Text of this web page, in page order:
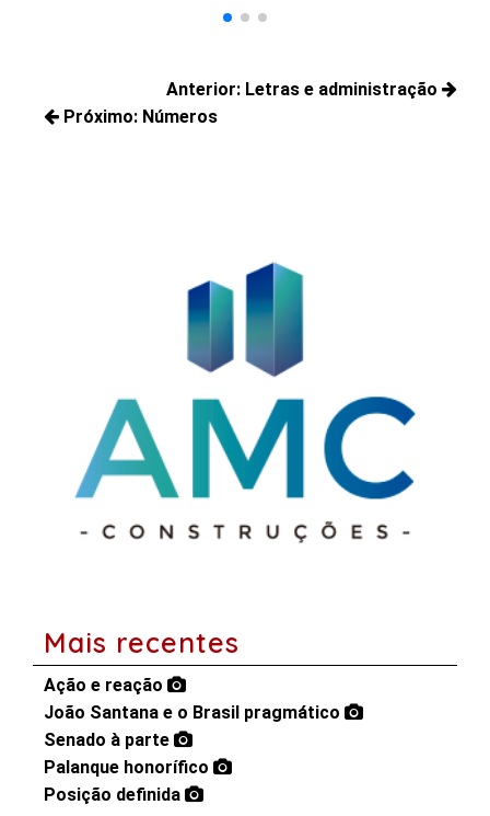
Navegação
de
Anterior: Letras e administração
Próximo: Números
Mais recentes
Ação e reação
João Santana e o Brasil pragmático
Senado à parte
Palanque honorífico
Posição definida